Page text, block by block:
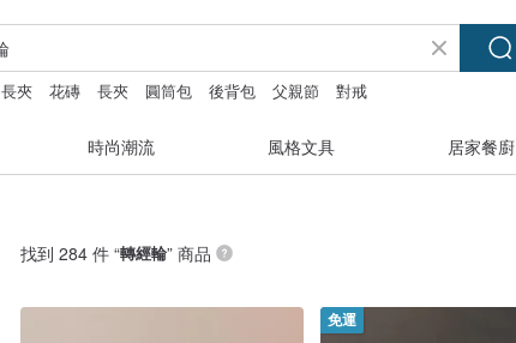
長夾 花磚 長夾 圓筒包 後背包 父親節 對戒
時尚潮流 風格文具 居家餐廚
找到 284 件 “轉經輪” 商品
免運